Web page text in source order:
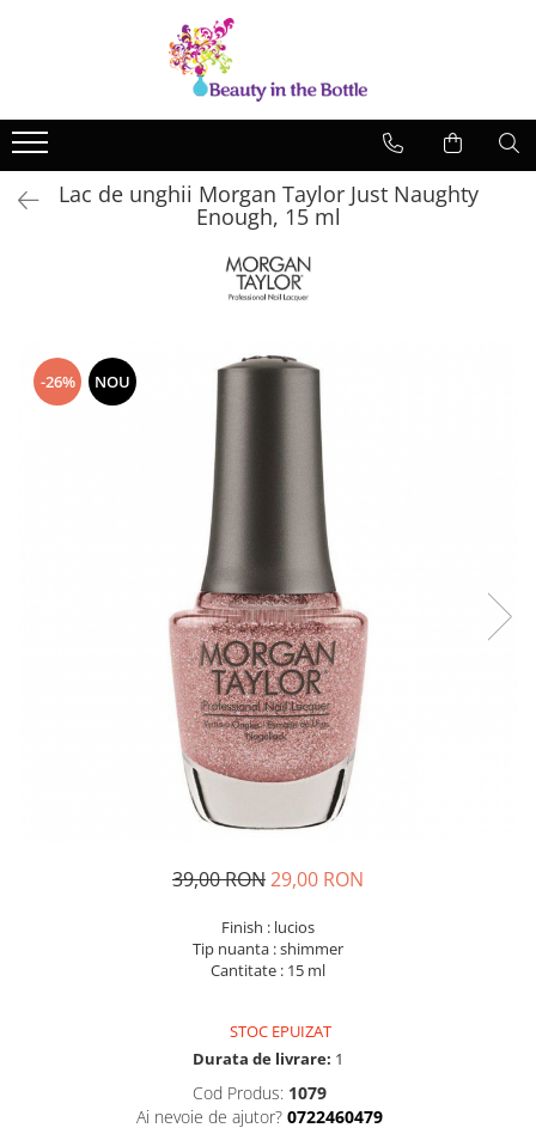
OPI
ILNP
Zoya
Cuticula
Base coat
Top Coat
IngrijireLac de unghii Morgan Taylor Just Naughty
Enough, 15 ml
-26% NOU
39,00 RON29,00 RON
Finish : lucios
Tip nuanta : shimmer
Cantitate : 15 ml
STOC EPUIZAT
Durata de livrare: 1
Cod Produs: 1079
Ai nevoie de ajutor? 0722460479